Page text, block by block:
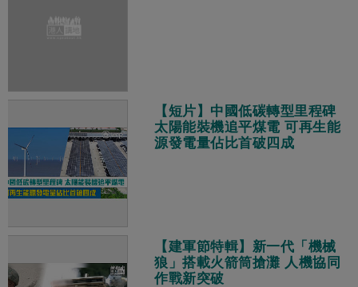
【短片】中國低碳轉型里程碑
太陽能裝機追平煤電 可再生能
源發電量佔比首破四成
【建軍節特輯】新一代「機械
狼」搭載火箭筒搶灘 人機協同
作戰新突破